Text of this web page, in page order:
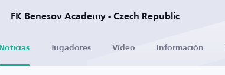
FK Benesov Academy - Czech Republic
Noticias Jugadores Vídeo Información